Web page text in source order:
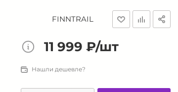
FINNTRAIL
11 999 ₽/шт
Нашли дешевле?